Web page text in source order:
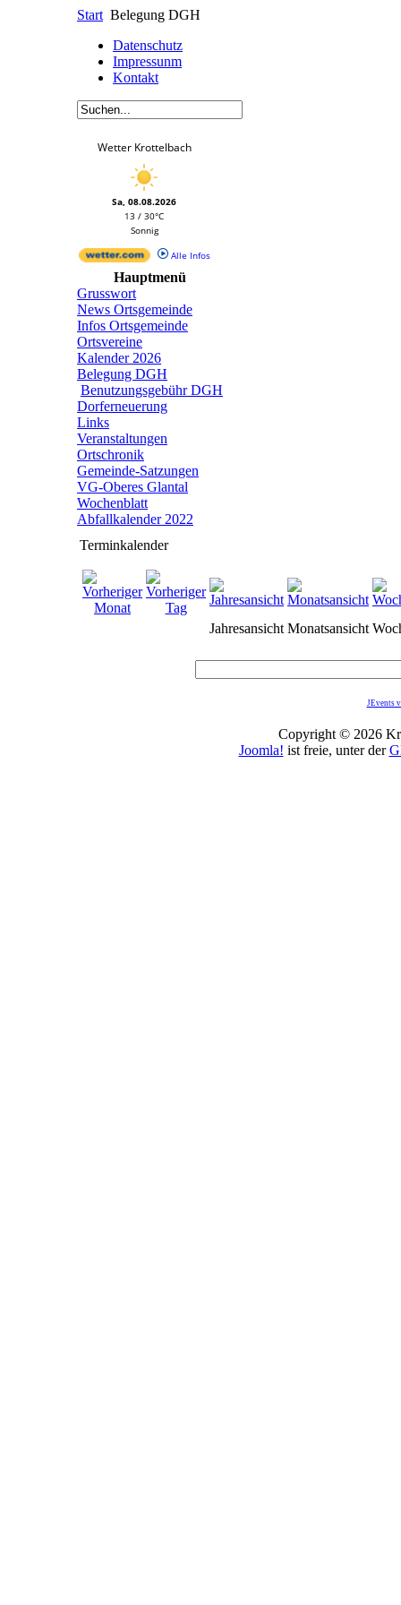
Start Belegung DGH
Datenschutz
Impressunm
Kontakt
Wetter Krottelbach
Sa, 08.08.2026
13 / 30°C
Sonnig
Alle Infos
Hauptmenü
Grusswort
News Ortsgemeinde
Infos Ortsgemeinde
Ortsvereine
Kalender 2026
Belegung DGH
Benutzungsgebühr DGH
Dorferneuerung
Links
Veranstaltungen
Ortschronik
Gemeinde-Satzungen
VG-Oberes Glantal
Wochenblatt
Abfallkalender 2022
Terminkalender
Jahresansicht Monatsansicht
JEvents
Copyright © 2026
Joomla! ist freie, unter der